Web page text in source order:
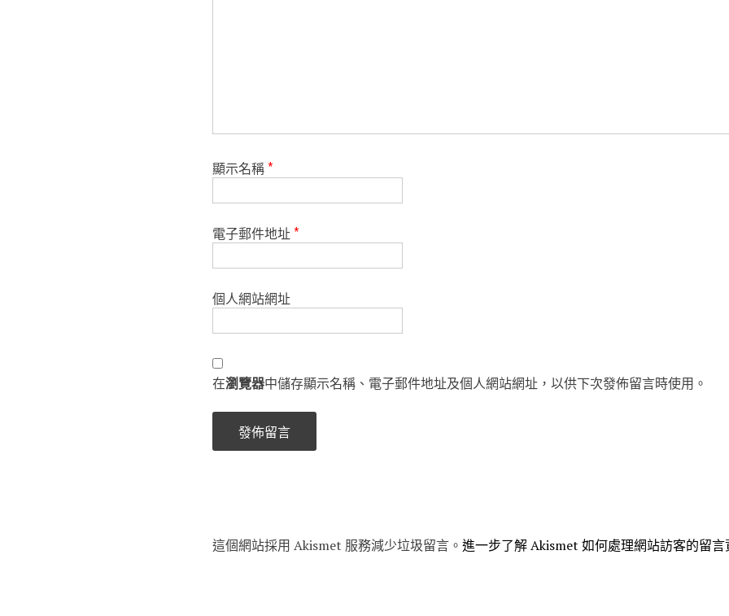
顯示名稱*
電子郵件地址*
個人網站網址
在瀏覽器中儲存顯示名稱、電子郵件地址及個人網站網址，以供下次發佈留言時使用。
這個網站採用 Akismet 服務減少垃圾留言。 進一步了解 Akismet 如何處理網站訪客的留言